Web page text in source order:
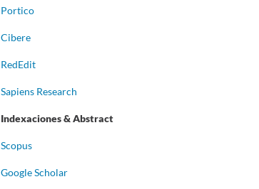
Portico
Cibere
RedEdit
Sapiens Research
Indexaciones & Abstract
Scopus
Google Scholar